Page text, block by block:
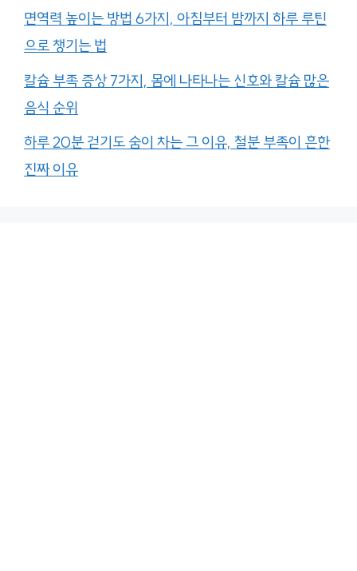
면역력 높이는 방법 6가지, 아침부터 밤까지 하루 루틴
으로 챙기는 법
칼슘 부족 증상 7가지, 몸에 나타나는 신호와 칼슘 많은
음식 순위
하루 20분 걷기도 숨이 차는 그 이유, 철분 부족이 흔한
진짜 이유